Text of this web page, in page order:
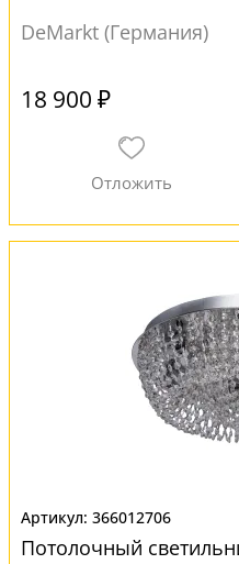
DeMarkt (Германия)
18 900 ₽
366012706
Потолочный